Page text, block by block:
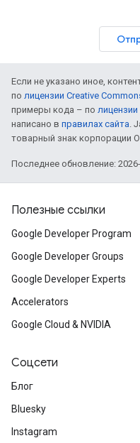
Если не указано иное,
по лицензии Creative
примеры кода – по
написано в правилах сайта.
товарный знак корпорации
Последнее обновление:
Полезные ссылки
Google Developer Program
Google Developer Groups
Google Developer Experts
Accelerators
Google Cloud & NVIDIA
Соцсети
Блог
Bluesky
Instagram